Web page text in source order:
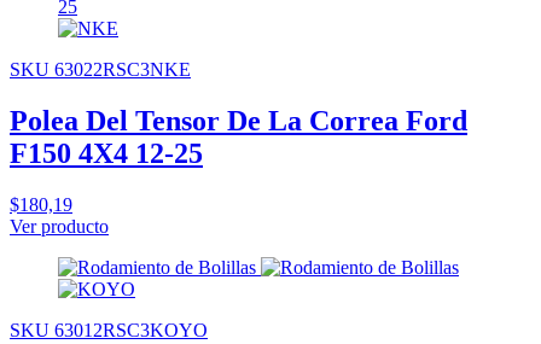
SKU 63022RSC3NKE
Polea Del Tensor De La Correa Ford
F150 4X4 12-25
$180,19
Ver producto
SKU 63012RSC3KOYO